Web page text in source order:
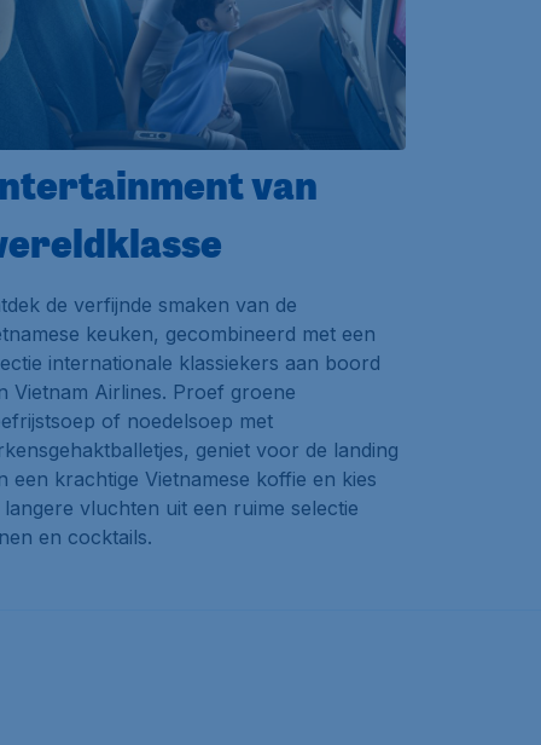
van
de verfijnde smaken van de
keuken, gecombineerd met een
internationale klassiekers aan boord
Vietnam Airlines. Proef groene
of noedelsoep met
geniet voor de landing
een krachtige Vietnamese koffie en kies
langere vluchten uit een ruime selectie
en cocktails.